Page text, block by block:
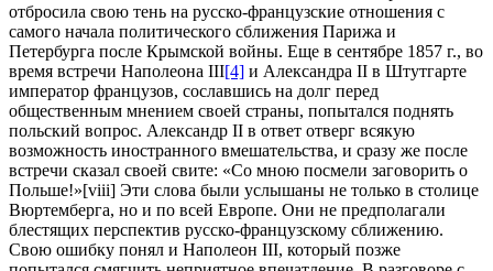
отбросила свою тень на русско-французские отношения с
самого начала политического сближения Парижа и
Петербурга после Крымской войны. Еще в сентябре 1857 г., во
время встречи Наполеона III[4] и Александра II в Штутгарте
император французов, сославшись на долг перед
общественным мнением своей страны, попытался поднять
польский вопрос. Александр II в ответ отверг всякую
возможность иностранного вмешательства, и сразу же после
встречи сказал своей свите: «Со мною посмели заговорить о
Польше!»[viii] Эти слова были услышаны не только в столице
Вюртемберга, но и по всей Европе. Они не предполагали
блестящих перспектив русско-французскому сближению.
Свою ошибку понял и Наполеон III, который позже